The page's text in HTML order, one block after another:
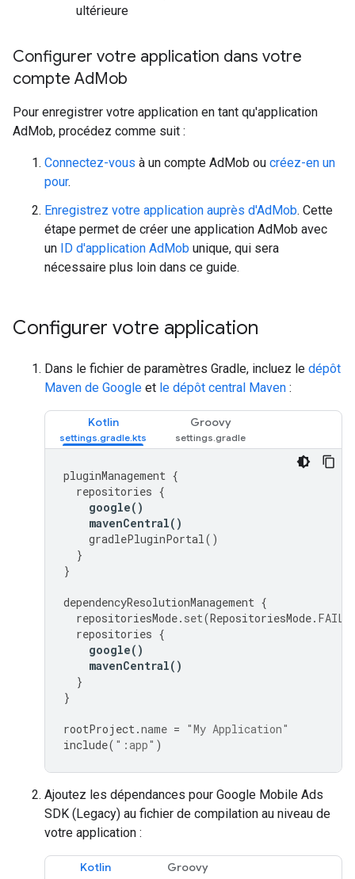
ultérieure
Configurer votre application dans votre
compte AdMob
Pour enregistrer votre application en tant qu'application
AdMob, procédez comme suit :
Connectez-vous à un compte AdMob ou créez-en un
pour.
Enregistrez votre application auprès d'AdMob. Cette
étape permet de créer une application AdMob avec
un ID d'application AdMob unique, qui sera
nécessaire plus loin dans ce guide.
Configurer votre application
Dans le fichier de paramètres Gradle, incluez le dépôt
Maven de Google et le dépôt central Maven :
Kotlin Groovy
pluginManagement {
repositories {
google()
mavenCentral()
gradlePluginPortal()
}
}
dependencyResolutionManagement {
repositoriesMode. set(RepositoriesMode.
repositories {
google()
mavenCentral()
}
}
rootProject.name = "My Application"
include( ":app" )
Ajoutez les dépendances pour Google Mobile Ads
SDK (Legacy) au fichier de compilation au niveau de
votre application :
Kotlin Groovy